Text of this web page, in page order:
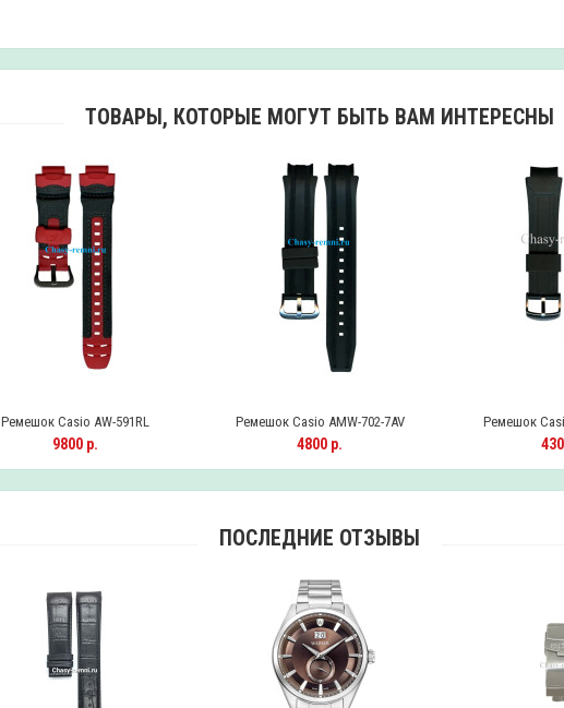
ТОВАРЫ, КОТОРЫЕ МОГУТ БЫТЬ ВАМ ИНТЕРЕСНЫ
Ремешок Casio AW-591RL
9800 р.
Ремешок Casio AMW-702-7AV
4800 р.
Ремешок
ПОСЛЕДНИЕ ОТЗЫВЫ